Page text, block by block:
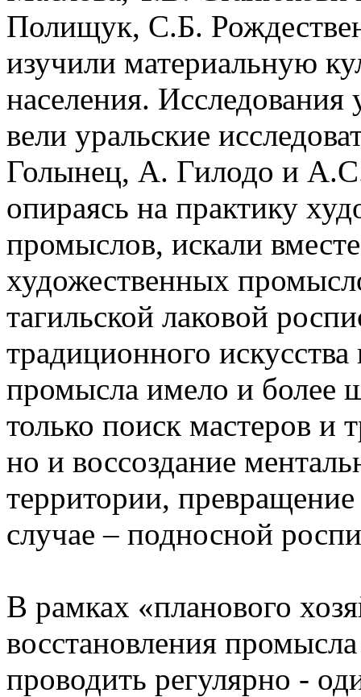
Полищук, С.Б.
изучили материальную
населения. Исследования
вели уральские
Голынец, А. Гилодо и
опираясь на практику
промыслов, искали
художественных
тагильской лаковой
традиционного
промысла имело и более
только поиск мастеров и
но и воссоздание
территории,
случае – подносной
В рамках «планового
восстановления
проводить регулярно -